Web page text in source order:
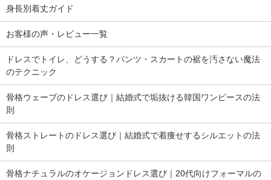
身長別着丈ガイド
お客様の声・レビュー一覧
ドレスでトイレ、どうする？パンツ・スカートの裾を汚さない魔法
のテクニック
骨格ウェーブのドレス選び｜結婚式で垢抜ける韓国ワンピースの法
則
骨格ストレートのドレス選び｜結婚式で着痩せするシルエットの法
則
骨格ナチュラルのオケージョンドレス選び｜20代向けフォーマルの